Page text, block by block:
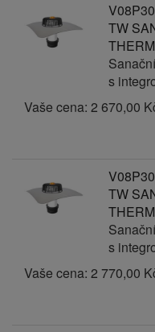
TW
s
Vaše cena: 2 670,00
TW
s
Vaše cena: 2 770,00